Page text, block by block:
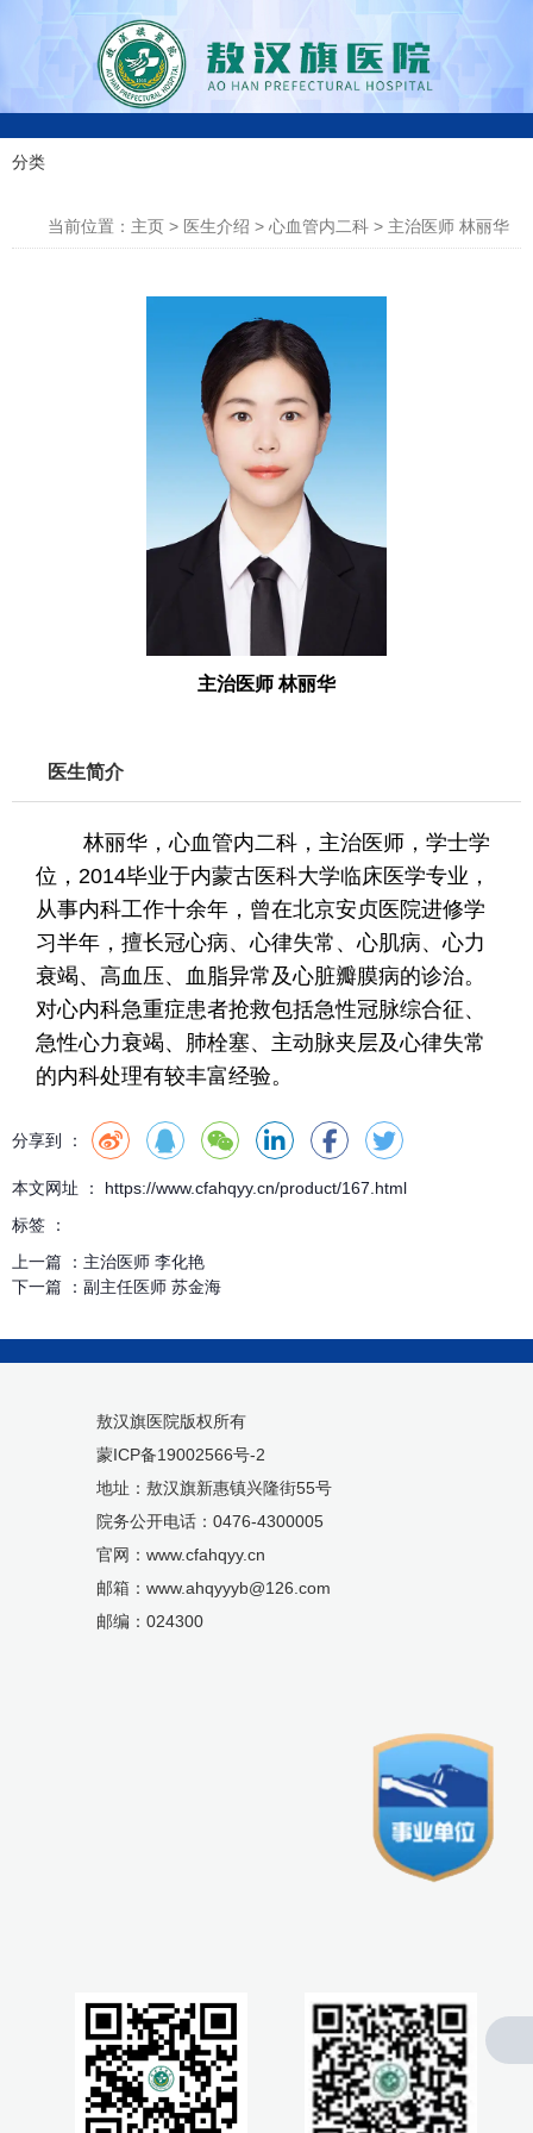
0
7
6
4
3
0
0
5
分类
当前位置：主页 > 医生介绍 > 心血管内二科 > 主治医师 林丽华
主治医师 林丽华
医生简介
林丽华，心血管内二科，主治医师，学士学
位，2014毕业于内蒙古医科大学临床医学专业，
从事内科工作十余年，曾在北京安贞医院进修学
习半年，擅长冠心病、心律失常、心肌病、心力
衰竭、高血压、血脂异常及心脏瓣膜病的诊治。
对心内科急重症患者抢救包括急性冠脉综合征、
急性心力衰竭、肺栓塞、主动脉夹层及心律失常
的内科处理有较丰富经验。
分享到 ：
本文网址 ： https://www.cfahqyy.cn/product/167.html
标签 ：
上一篇 ： 主治医师 李化艳
下一篇 ： 副主任医师 苏金海
敖汉旗医院版权所有
蒙ICP备19002566号-2
地址：敖汉旗新惠镇兴隆街55号
院务公开电话：0476-4300005
官网：www.cfahqyy.cn
邮箱：www.ahqyyyb@126.com
邮编：024300
0476-4300005